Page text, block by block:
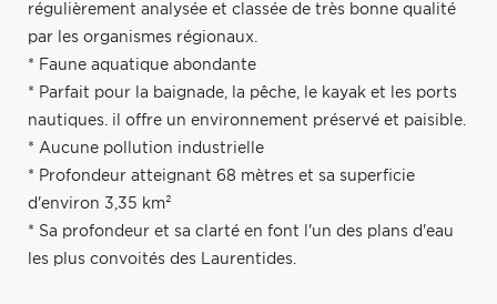
régulièrement analysée et classée de très bonne qualité
par les organismes régionaux.
* Faune aquatique abondante
* Parfait pour la baignade, la pêche, le kayak et les ports
nautiques. il offre un environnement préservé et paisible.
* Aucune pollution industrielle
* Profondeur atteignant 68 mètres et sa superficie
d'environ 3,35 km²
* Sa profondeur et sa clarté en font l'un des plans d'eau
les plus convoités des Laurentides.